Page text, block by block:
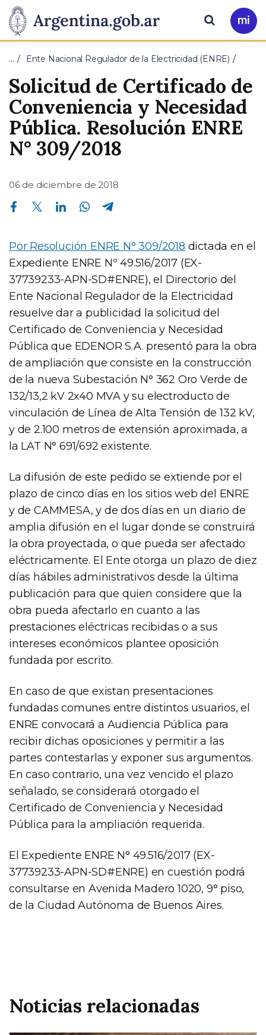
Presidencia
de
la
Nación
Pasar al contenido principal
Ir
a
Buscar
… Ente Nacional Regulador de la Electricidad (ENRE)
Solicitud de Certificado de
Conveniencia y Necesidad
Pública. Resolución ENRE
N° 309/2018
06 de diciembre de 2018
Compartir en Facebook Compartir en Twitter Compartir en Linkedin Compartir en Whatsapp
Por Resolución ENRE N° 309/2018 dictada en el
Expediente ENRE Nº 49.516/2017 (EX-
37739233-APN-SD#ENRE), el Directorio del
Ente Nacional Regulador de la Electricidad
resuelve dar a publicidad la solicitud del
Certificado de Conveniencia y Necesidad
Pública que EDENOR S.A. presentó para la obra
de ampliación que consiste en la construcción
de la nueva Subestación N° 362 Oro Verde de
132/13,2 kV 2x40 MVA y su electroducto de
vinculación de Línea de Alta Tensión de 132 kV,
y de 2.100 metros de extensión aproximada, a
la LAT N° 691/692 existente.
La difusión de este pedido se extiende por el
plazo de cinco días en los sitios web del ENRE
y de CAMMESA, y de dos días en un diario de
amplia difusión en el lugar donde se construirá
la obra proyectada, o que pueda ser afectado
eléctricamente. El Ente otorga un plazo de diez
días hábiles administrativos desde la última
publicación para que quien considere que la
obra pueda afectarlo en cuanto a las
prestaciones eléctricas recibidas o a sus
intereses económicos plantee oposición
fundada por escrito.
En caso de que existan presentaciones
fundadas comunes entre distintos usuarios, el
ENRE convocará a Audiencia Pública para
recibir dichas oposiciones y permitir a las
partes contestarlas y exponer sus argumentos.
En caso contrario, una vez vencido el plazo
señalado, se considerará otorgado el
Certificado de Conveniencia y Necesidad
Pública para la ampliación requerida.
El Expediente ENRE N° 49.516/2017 (EX-
37739233-APN-SD#ENRE) en cuestión podrá
consultarse en Avenida Madero 1020, 9° piso,
de la Ciudad Autónoma de Buenos Aires.
Noticias relacionadas